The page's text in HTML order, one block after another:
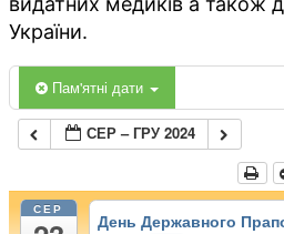
України.
Пам'ятні дати
СЕР – ГРУ 2024
СЕР
День Державного